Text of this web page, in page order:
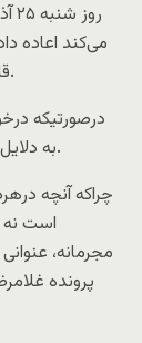
قانون کیفری وعدم ارائه ادله جدید”، اعلام می‌نماید.
درصورتیکه
به دلایل استنادی و اشتباه قاضی دررای صادره” بوده است.
چراکه آنچه
است نه
مجرمانه،
پرونده